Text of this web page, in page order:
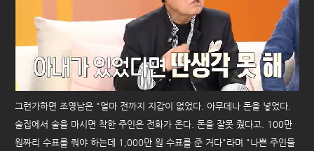
그런가하면 조영남은 "얼마 전까지 지갑이 없었다. 아무데나 돈을 넣었다.
술집에서 술을 마시면 착한 주인은 전화가 온다. 돈을 잘못 줬다고. 100만
원짜리 수표를 줘야 하는데 1,000만 원 수표를 준 거다"라며 "나쁜 주인들